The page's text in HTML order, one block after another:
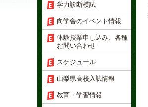
学力診断模試
向学舎のイベント情報
体験授業申し込み、各種
お問い合わせ
スケジュール
山梨県高校入試情報
教育・学習情報